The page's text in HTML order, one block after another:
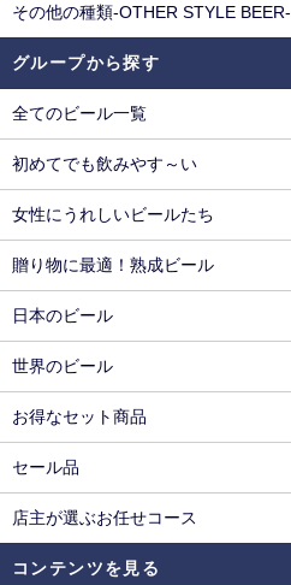
その他の種類-OTHER STYLE BEER-
グループから探す
全てのビール一覧
初めてでも飲みやす～い
女性にうれしいビールたち
贈り物に最適！熟成ビール
日本のビール
世界のビール
お得なセット商品
セール品
店主が選ぶお任せコース
コンテンツを見る